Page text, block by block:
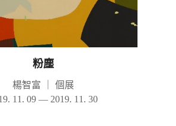
粉塵
楊智富
個展
11. 09 — 2019. 11. 30